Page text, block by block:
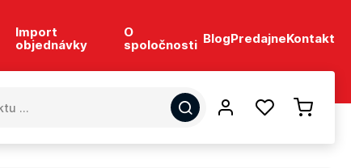
Import
objednávky
O
spoločnosti BlogPredajneKontakt